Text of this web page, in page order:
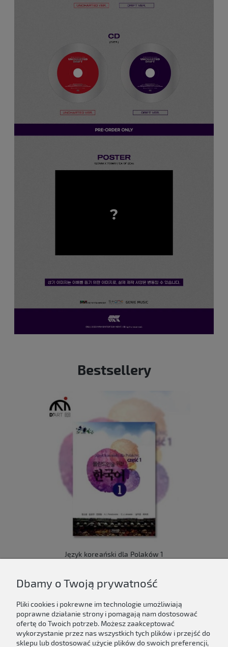
Bestsellery
Język koreański dla Polaków 1
Do koszyka
Dbamy o Twoją prywatność
Pliki cookies i pokrewne im technologie umożliwiają
poprawne działanie strony i pomagają nam dostosować
ofertę do Twoich potrzeb. Możesz zaakceptować
wykorzystanie przez nas wszystkich tych plików i przejść do
sklepu lub dostosować użycie plików do swoich preferencji,